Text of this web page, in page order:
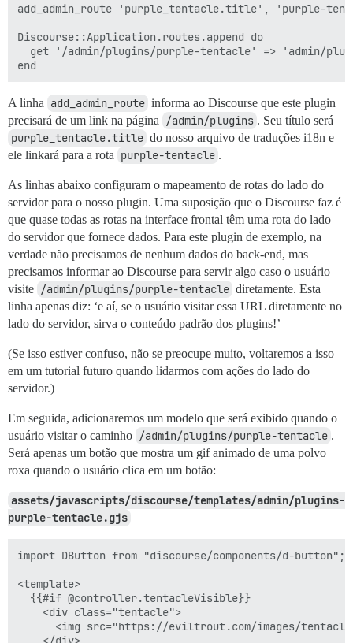
add_admin_route 'purple_tentacle.title', 'purple-
Discourse::Application.routes.append do
get '/admin/plugins/purple-tentacle' => 'admin/
A linha add_admin_route informa ao Discourse que este plugin
precisará de um link na página
/admin/plugins . Seu título será
purple_tentacle.title do nosso arquivo de traduções i18n e
ele linkará para a rota purple-tentacle .
As linhas abaixo configuram o mapeamento de rotas do lado do
servidor para o nosso plugin. Uma suposição que o Discourse faz é
que quase todas as rotas na interface frontal têm uma rota do lado
do servidor que fornece dados. Para este plugin de exemplo, na
verdade não precisamos de nenhum dados do back-end, mas
precisamos informar ao Discourse para servir algo caso o usuário
visite /admin/plugins/purple-tentacle diretamente. Esta
linha apenas diz: ‘e aí, se o usuário visitar essa URL diretamente no
lado do servidor, sirva o conteúdo padrão dos plugins!’
(Se isso estiver confuso, não se preocupe muito, voltaremos a isso
em um tutorial futuro quando lidarmos com ações do lado do
servidor.)
Em seguida, adicionaremos um modelo que será exibido quando o
usuário visitar o caminho /admin/plugins/purple-tentacle .
Será apenas um botão que mostra um gif animado de uma polvo
roxa quando o usuário clica em um botão:
assets/javascripts/discourse/templates/admin/plugins-
purple-tentacle.gjs
import DButton from "discourse/components/d-button";
<template>
  {{#if @controller.tentacleVisible}}
    <div class="tentacle">
<img src="https://eviltrout.com/images/